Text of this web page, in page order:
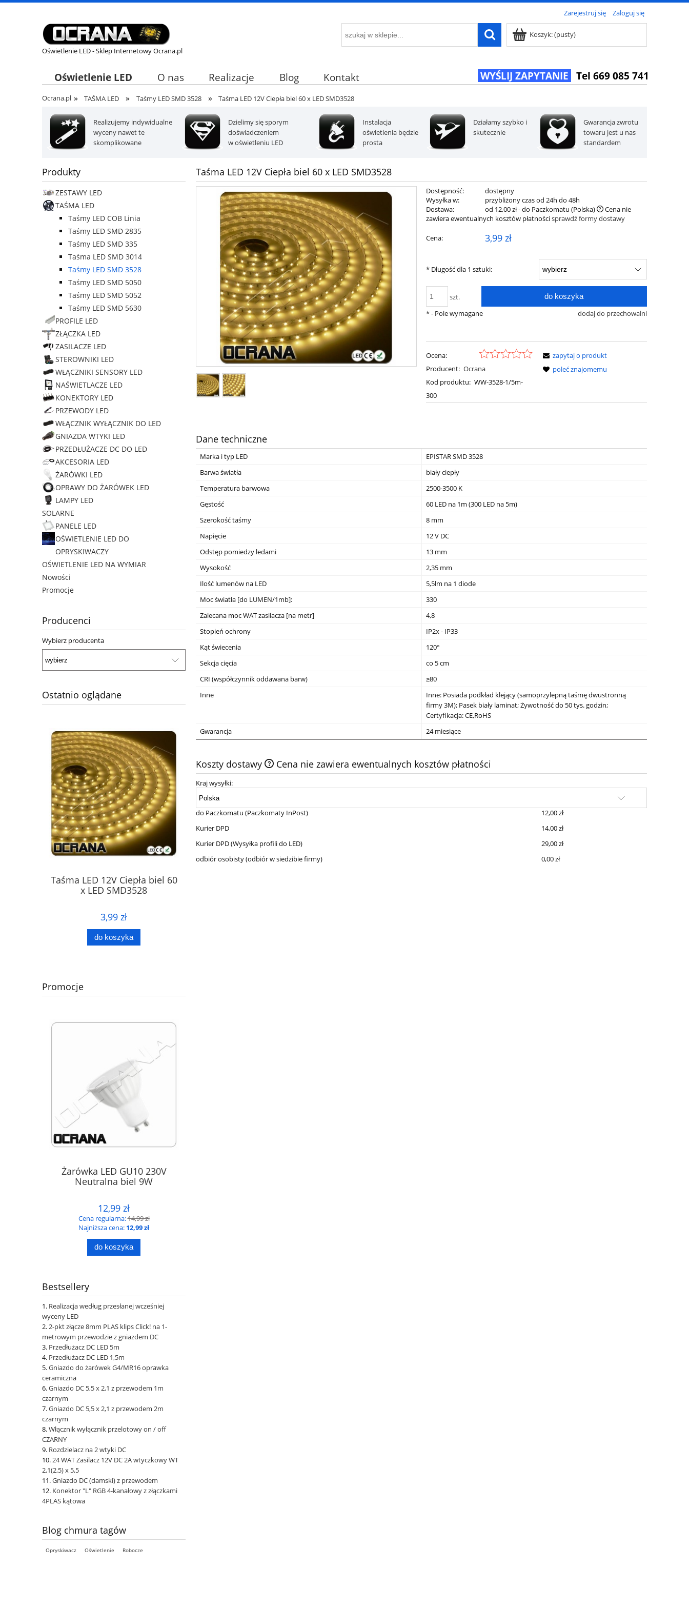
Zarejestruj się Zaloguj się
Koszyk:(pusty)
Oświetlenie LED O nas Realizacje Blog Kontakt
Ocrana.pl » TAŚMA LED » Taśmy LED SMD 3528 » Taśma LED 12V Ciepła biel 60 x LED SMD3528
WYŚLIJ ZAPYTANIE Tel 669 085 741
Oświetlenie LED - Sklep Internetowy Ocrana.pl
Realizujemy indywidualne
wyceny nawet te
skomplikowane
Dzielimy się sporym
doświadczeniem
w oświetleniu LED
Instalacja
oświetlenia będzie
prosta
Działamy szybko i
skutecznie
Gwarancja zwrotu
towaru jest u nas
standardem
Produkty
ZESTAWY LED
TAŚMA LED
Taśmy LED COB Linia
Taśmy LED SMD 2835
Taśmy LED SMD 335
Taśma LED SMD 3014
Taśmy LED SMD 3528
Taśmy LED SMD 5050
Taśmy LED SMD 5052
Taśmy LED SMD 5630
PROFILE LED
ZŁĄCZKA LED
ZASILACZE LED
STEROWNIKI LED
WŁĄCZNIKI SENSORY LED
NAŚWIETLACZE LED
KONEKTORY LED
PRZEWODY LED
WŁĄCZNIK WYŁĄCZNIK DO LED
GNIAZDA WTYKI LED
PRZEDŁUŻACZE DC DO LED
AKCESORIA LED
ŻARÓWKI LED
OPRAWY DO ŻARÓWEK LED
LAMPY LED
SOLARNE
PANELE LED
OŚWIETLENIE LED DO
OPRYSKIWACZY
OŚWIETLENIE LED NA WYMIAR
Nowości
Promocje
Producenci
Wybierz producenta
Ostatnio oglądane
Taśma LED 12V Ciepła biel 60
x LED SMD3528
3,99 zł
do koszyka
Promocje
Żarówka LED GU10 230V
Neutralna biel 9W
12,99 zł
Cena regularna:14,99 zł
Najniższa cena: 12,99 zł
do koszyka
Bestsellery
Realizacja według przesłanej wcześniej
wyceny LED
2-pkt złącze 8mm PLAS klips Click! na 1-
metrowym przewodzie z gniazdem DC
Przedłużacz DC LED 5m
Przedłużacz DC LED 1,5m
Gniazdo do żarówek G4/MR16 oprawka
ceramiczna
Gniazdo DC 5,5 x 2,1 z przewodem 1m
czarnym
Gniazdo DC 5,5 x 2,1 z przewodem 2m
czarnym
Włącznik wyłącznik przelotowy on / off
CZARNY
Rozdzielacz na 2 wtyki DC
24 WAT Zasilacz 12V DC 2A wtyczkowy WT
2,1(2,5) x 5,5
Gniazdo DC (damski) z przewodem
Konektor "L" RGB 4-kanałowy z złączkami
4PLAS kątowa
Blog chmura tagów
Opryskiwacz Oświetlenie Robocze
Taśma LED 12V Ciepła biel 60 x LED SMD3528
Dostępność:
dostępny
Wysyłka w:
przybliżony czas od 24h do 48h
Dostawa:
od 12,00 zł- do Paczkomatu (Polska)
Cena nie
zawiera ewentualnych kosztów płatnościsprawdź formy dostawy
Cena: 3,99 zł
* Długość dla 1 sztuki:
szt. do koszyka
dodaj do przechowalni
*- Pole wymagane
Ocena:
Producent: Ocrana
Kod produktu: WW-3528-1/5m-
300
zapytaj o produkt
poleć znajomemu
Dane techniczne
Marka i typ LED
EPISTAR SMD 3528
Barwa światła
biały ciepły
Temperatura barwowa
2500-3500 K
Gęstość
60 LED na 1m (300 LED na 5m)
Szerokość taśmy
8 mm
Napięcie
12 V DC
Odstęp pomiedzy ledami
13 mm
Wysokość
2,35 mm
Ilość lumenów na LED
5,5lm na 1 diode
Moc światła [do LUMEN/1mb]:
330
Zalecana moc WAT zasilacza [na metr]
4,8
Stopień ochrony
IP2x - IP33
Kąt świecenia
120°
Sekcja cięcia
co 5 cm
CRI (współczynnik oddawana barw)
≥80
Inne
Inne: Posiada podkład klejący (samoprzylepną taśmę dwustronną
firmy 3M); Pasek biały laminat; Żywotność do 50 tys. godzin;
Certyfikacja: CE,RoHS
Gwarancja
24 miesiące
Koszty dostawy Cena nie zawiera ewentualnych kosztów płatności
Kraj wysyłki:
do Paczkomatu (Paczkomaty InPost)
12,00 zł
Kurier DPD
14,00 zł
Kurier DPD(Wysyłka profili do LED)
29,00 zł
odbiór osobisty(odbiór w siedzibie firmy) 0,00 zł